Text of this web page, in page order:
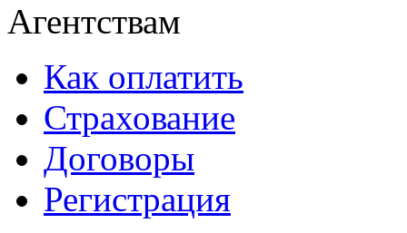
Агентствам
Как оплатить
Страхование
Договоры
Регистрация